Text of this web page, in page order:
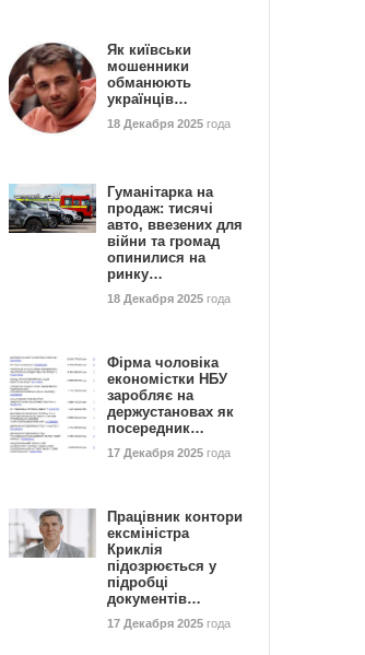
Як київськи
мошенники
обманюють
українців…
18 Декабря 2025 года
Гуманітарка на
продаж: тисячі
авто, ввезених для
війни та громад
опинилися на
ринку…
18 Декабря 2025 года
Фірма чоловіка
економістки НБУ
заробляє на
держустановах як
посередник…
17 Декабря 2025 года
Працівник контори
ексміністра
Криклія
підозрюється у
підробці
документів…
17 Декабря 2025 года